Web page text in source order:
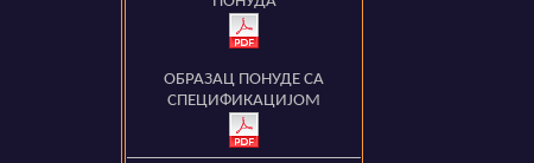
ОБРАЗАЦ ПОНУДЕ СА
СПЕЦИФИКАЦИЈОМ